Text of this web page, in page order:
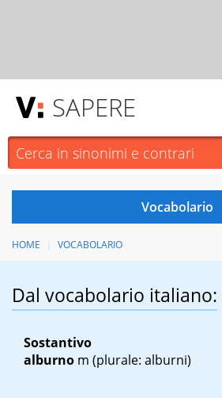
SAPERE
HOME VOCABOLARIO
Dal vocabolario italiano:
Sostantivo
alburno m (plurale: alburni)